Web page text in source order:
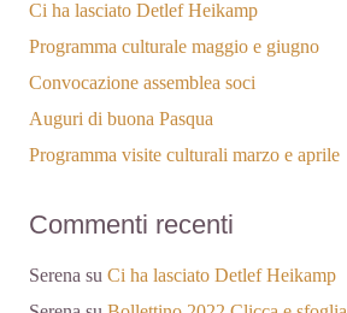
Ci ha lasciato Detlef Heikamp
Programma culturale maggio e giugno
Convocazione assemblea soci
Auguri di buona Pasqua
Programma visite culturali marzo e aprile
Commenti recenti
Serena su Ci ha lasciato Detlef Heikamp